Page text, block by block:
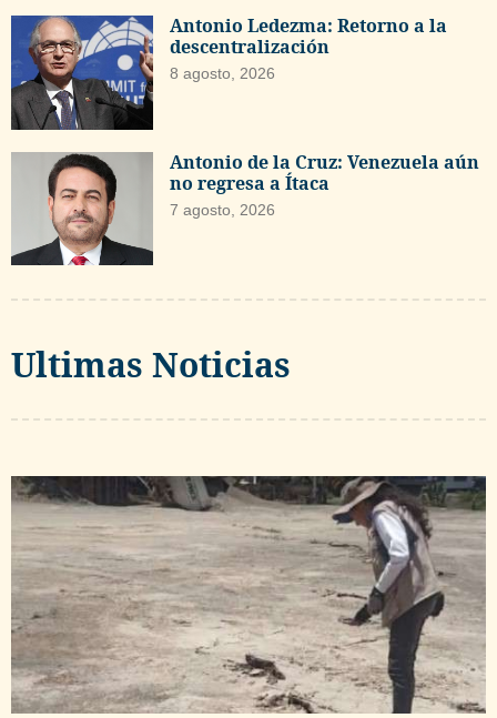
Antonio Ledezma: Retorno a la
descentralización
8 agosto, 2026
Antonio de la Cruz: Venezuela aún
no regresa a Ítaca
7 agosto, 2026
Ultimas Noticias